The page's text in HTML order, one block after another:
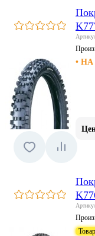
•